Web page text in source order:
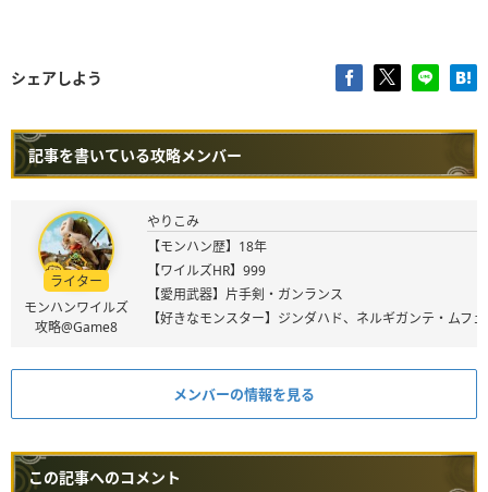
シェアしよう
記事を書いている攻略メンバー
ライター
モンハンワイルズ
攻略@Game8
やりこみ
【モンハン歴】18年
【ワイルズHR】999
【愛用武器】片手剣・ガンランス
【好きなモンスター】ジンダハド、ネルギガンテ・ムフ
メンバーの情報を見る
この記事へのコメント